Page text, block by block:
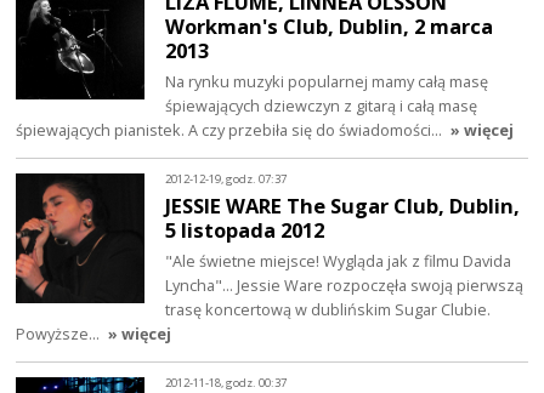
Workman's Club, Dublin, 2 marca
2013
Na rynku muzyki popularnej mamy całą masę
śpiewających dziewczyn z gitarą i całą masę
śpiewających pianistek. A czy przebiła się do świadomości… » więcej
2012-12-19, godz. 07:37
JESSIE WARE The Sugar Club, Dublin,
5 listopada 2012
"Ale świetne miejsce! Wygląda jak z filmu Davida
Lyncha"... Jessie Ware rozpoczęła swoją pierwszą
trasę koncertową w dublińskim Sugar Clubie.
Powyższe… » więcej
2012-11-18, godz. 00:37